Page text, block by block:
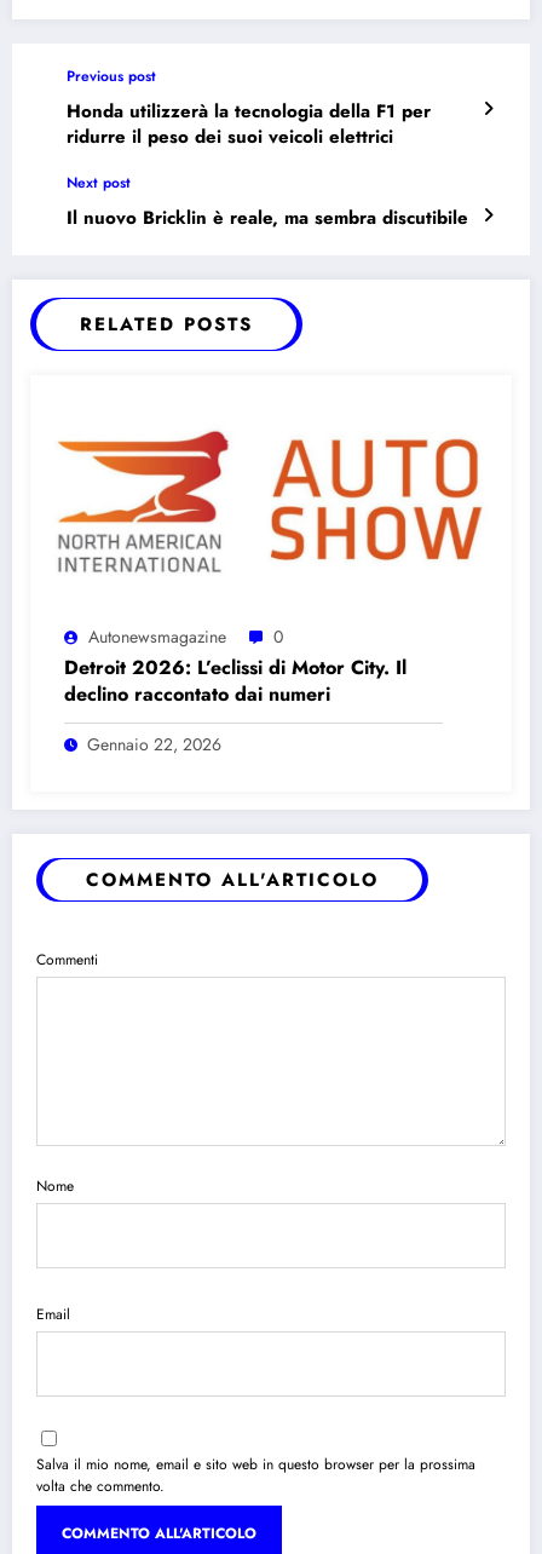
Previous post
Honda utilizzerà la tecnologia della F1 per
ridurre il peso dei suoi veicoli elettrici
Next post
Il nuovo Bricklin è reale, ma sembra discutibile
RELATED POSTS
Autonewsmagazine 0
Detroit 2026: L’eclissi di Motor City. Il
declino raccontato dai numeri
Gennaio 22, 2026
COMMENTO ALL'ARTICOLO
Commenti
Nome
Email
Salva il mio nome, email e sito web in questo browser per la prossima
volta che commento.